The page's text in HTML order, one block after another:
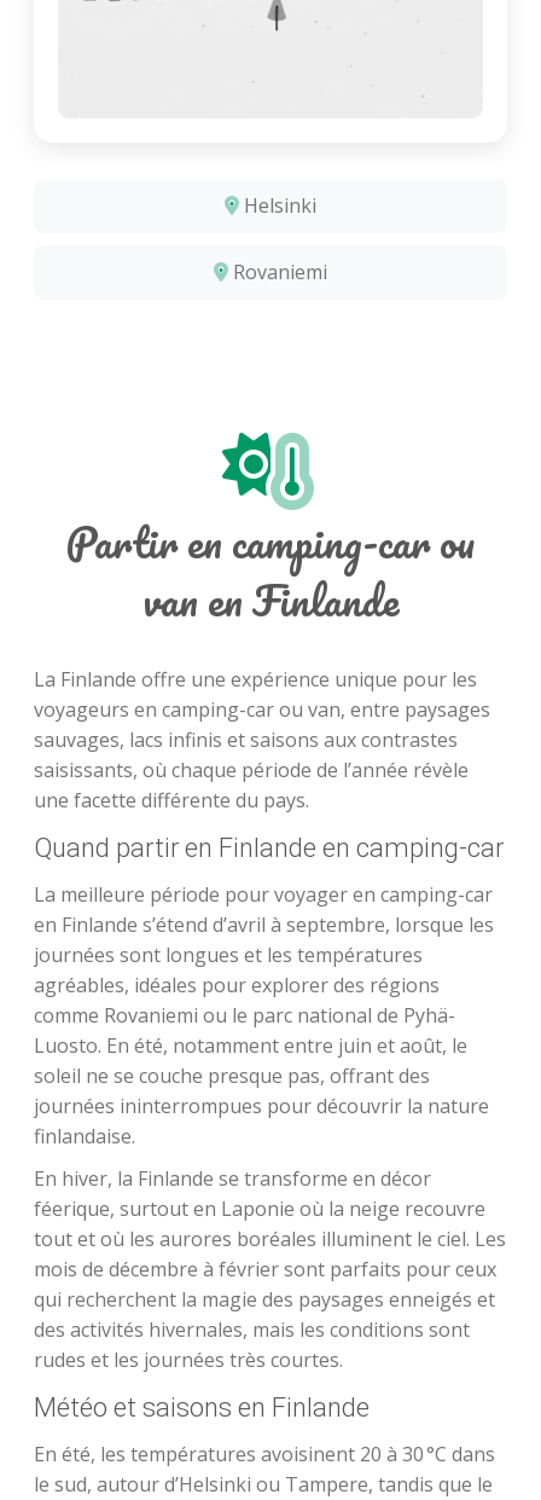
Helsinki
Rovaniemi
Partir en camping-car ou
van en Finlande
La Finlande offre une expérience unique pour les
voyageurs en camping-car ou van, entre paysages
sauvages, lacs infinis et saisons aux contrastes
saisissants, où chaque période de l’année révèle
une facette différente du pays.
Quand partir en Finlande en camping-car
La meilleure période pour voyager en camping-car
en Finlande s’étend d’avril à septembre, lorsque les
journées sont longues et les températures
agréables, idéales pour explorer des régions
comme Rovaniemi ou le parc national de Pyhä-
Luosto. En été, notamment entre juin et août, le
soleil ne se couche presque pas, offrant des
journées ininterrompues pour découvrir la nature
finlandaise.
En hiver, la Finlande se transforme en décor
féerique, surtout en Laponie où la neige recouvre
tout et où les aurores boréales illuminent le ciel. Les
mois de décembre à février sont parfaits pour ceux
qui recherchent la magie des paysages enneigés et
des activités hivernales, mais les conditions sont
rudes et les journées très courtes.
Météo et saisons en Finlande
En été, les températures avoisinent 20 à 30 °C dans
le sud, autour d’Helsinki ou Tampere, tandis que le